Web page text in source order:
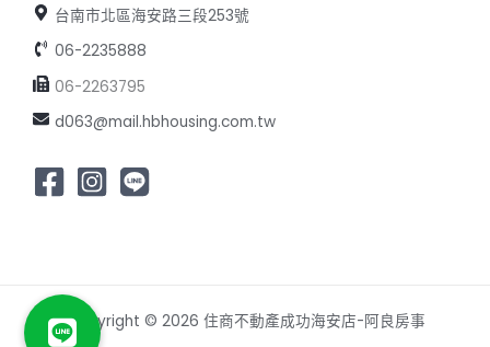
台南市北區海安路三段253號
06-2235888
06-2263795
d063@mail.hbhousing.com.tw
Copyright © 2026 住商不動產成功海安店-阿良房事